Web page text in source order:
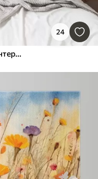
24
Квіти з метеликами, вишуканий інтер'єр